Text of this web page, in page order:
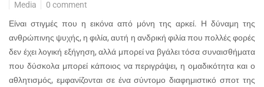
Media
0 comment
Είναι στιγμές που η εικόνα από μόνη της αρκεί. Η δύναμη της
ανθρώπινης ψυχής, η φιλία, αυτή η ανδρική φιλία που πολλές φορές
δεν έχει λογική εξήγηση, αλλά μπορεί να βγάλει τόσα συναισθήματα
που δύσκολα μπορεί κάποιος να περιγράψει, η ομαδικότητα και ο
αθλητισμός, εμφανίζονται σε ένα σύντομο διαφημιστικό σποτ της